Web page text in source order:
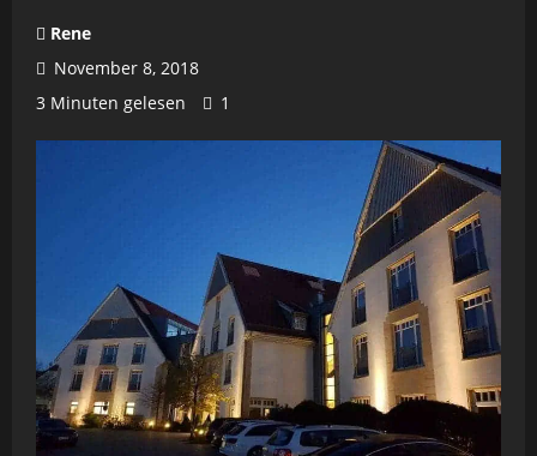
Rene
November 8, 2018
3 Minuten gelesen
1